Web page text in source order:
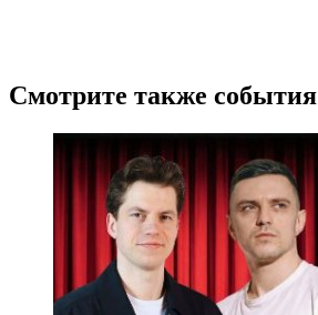
Смотрите также события